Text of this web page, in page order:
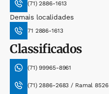
(71) 2886-1613
Demais localidades
71 2886-1613
Classificados
(71) 99965-8961
(71) 2886-2683 / Ramal 8526